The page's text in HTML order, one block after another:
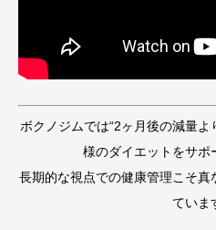
ボクノジムでは“2ヶ月後の減量
様のダイエットをサポ
長期的な視点での健康管理こそ
ていま